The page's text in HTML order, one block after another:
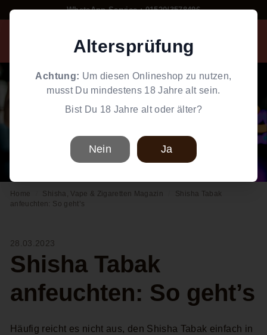
Altersprüfung
Achtung: Um diesen Onlineshop zu nutzen,
musst Du mindestens 18 Jahre alt sein.
Bist Du 18 Jahre alt oder älter?
Nein Ja
zum
WhatsApp Service : 01520/3578496
o
k
Suche
Home Shisha, Vape & Zigaretten Magazin
Shisha Tabak
anfeuchten: So geht’s
28.03.2023
Shisha Tabak
anfeuchten: So geht’s
Häufig reicht es nicht aus, den Shisha Tabak einfach in